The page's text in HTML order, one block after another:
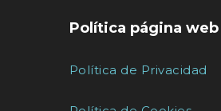
Política página web
Política de Privacidad